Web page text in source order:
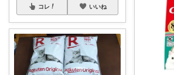
コレ いいね